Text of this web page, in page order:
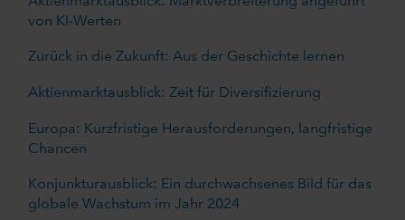
von KI-Werten
Zurück in die Zukunft: Aus der Geschichte lernen
Aktienmarktausblick: Zeit für Diversifizierung
Europa: Kurzfristige Herausforderungen, langfristige
Chancen
Konjunkturausblick: Ein durchwachsenes Bild für das
globale Wachstum im Jahr 2024